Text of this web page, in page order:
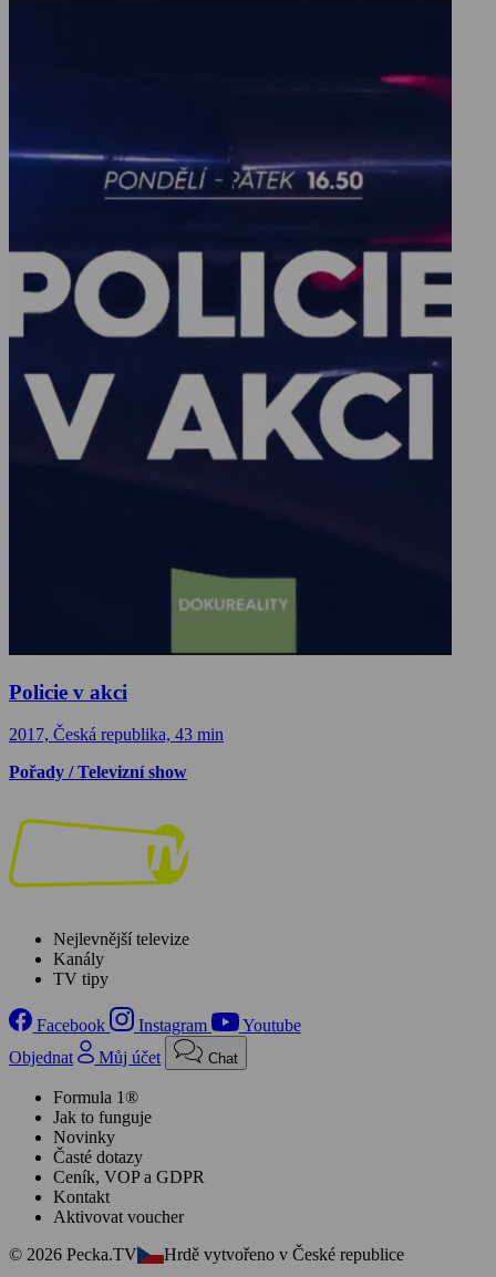
Policie v akci
2017, Česká republika, 43 min
Pořady / Televizní show
Nejlevnější televize
Kanály
TV tipy
Facebook Instagram
Youtube
Objednat
Můj účet Chat
Formula 1®
Jak to funguje
Novinky
Časté dotazy
Ceník, VOP a GDPR
Kontakt
Aktivovat voucher
© 2026 Pecka.TV
Hrdě vytvořeno v České republice